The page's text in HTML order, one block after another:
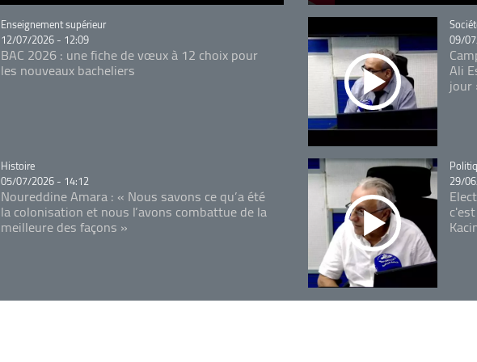
Catégorie
Enseignement supérieur
12/07/2026 - 12:09
BAC 2026 : une fiche de vœux à 12 choix pour
les nouveaux bacheliers
09/
Ali
jour
Catégorie
Histoire
05/07/2026 - 14:12
Noureddine Amara : « Nous savons ce qu’a été
la colonisation et nous l’avons combattue de la
meilleure des façons »
29/